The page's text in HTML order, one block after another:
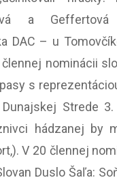
a Geffertová
DAC – u
nominácii
s
Strede
hádzanej by
V 20 člennej
Duslo Šaľa: